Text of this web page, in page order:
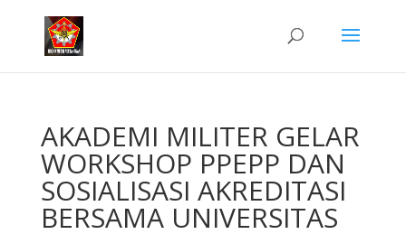
AKADEMI MILITER GELAR
WORKSHOP PPEPP DAN
SOSIALISASI AKREDITASI
BERSAMA UNIVERSITAS